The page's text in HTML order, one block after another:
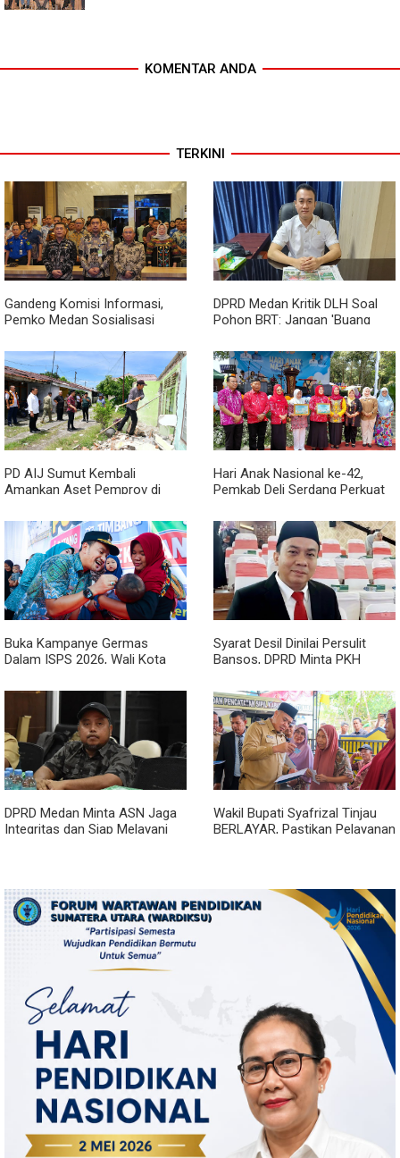
KOMENTAR ANDA
TERKINI
Gandeng Komisi Informasi,
Pemko Medan Sosialisasi
DPRD Medan Kritik DLH Soal
Pohon BRT: Jangan 'Buang
PD AIJ Sumut Kembali
Amankan Aset Pemprov di
Bioskop Ria Dibongkar
Hari Anak Nasional ke-42,
Pemkab Deli Serdang Perkuat
Buka Kampanye Germas
Dalam ISPS 2026, Wali Kota
Penurunan Stunting
Syarat Desil Dinilai Persulit
Bansos, DPRD Minta PKH
DPRD Medan Minta ASN Jaga
Integritas dan Siap Melayani
Wakil Bupati Syafrizal Tinjau
BERLAYAR, Pastikan Pelayanan